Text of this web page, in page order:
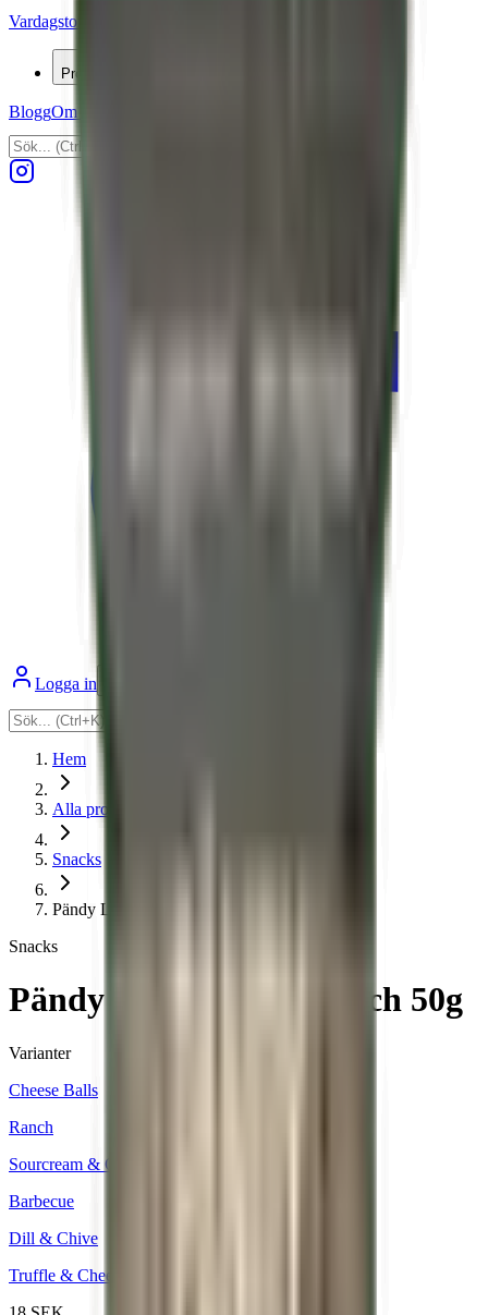
Vardagstorget
Produkter
BloggOm oss
Logga in
Hem
Alla produkter
Snacks
Pändy Lentil Rings Ranch 50g
Snacks
Pändy Lentil Rings Ranch 50g
Varianter
Cheese Balls
Ranch
Sourcream & Onion
Barbecue
Dill & Chive
Truffle & Cheese